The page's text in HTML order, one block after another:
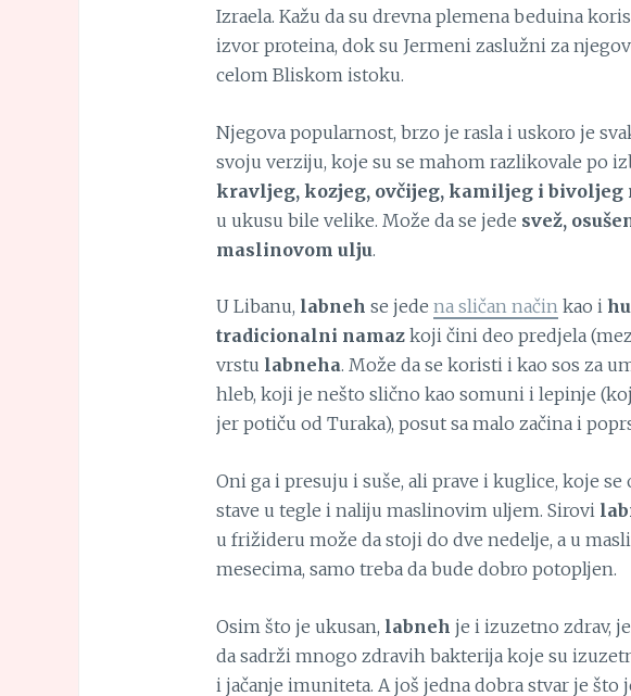
Izraela. Kažu da su drevna plemena beduina
izvor proteina, dok su Jermeni zaslužni za
celom Bliskom istoku.
Njegova popularnost, brzo je rasla i uskoro je
svoju verziju, koje su se mahom razlikovale po
kravljeg, kozjeg, ovčijeg, kamiljeg i bivoljeg
u ukusu bile velike. Može da se jede svež,
maslinovom ulju.
U Libanu, labneh se jede na sličan načinkao i
tradicionalni namazkoji čini deo predjela
vrstu labneha. Može da se koristi i kao sos za
hleb, koji je nešto slično kao somuni i lepinje
jer potiču od Turaka), posut sa malo začina i
Oni ga i presuju i suše, ali prave i kuglice, koje se
stave u tegle i naliju maslinovim uljem. Sirovi
u frižideru može da stoji do dve nedelje, a u
mesecima, samo treba da bude dobro potopljen.
Osim što je ukusan, labneh je i izuzetno zdrav,
da sadrži mnogo zdravih bakterija koje su
i jačanje imuniteta. A još jedna dobra stvar je što